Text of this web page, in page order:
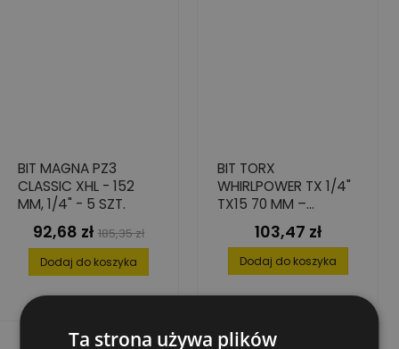
BIT MAGNA PZ3
CLASSIC XHL - 152
MM, 1/4" - 5 SZT.
Cena
92,68 zł Cena
podstawowa
185,35 zł
Dodaj do koszyka
BIT TORX
WHIRLPOWER TX 1/4"
TX15 70 MM –
ZESTAW 10 SZT.
WYSOKA PRECYZJA
Cena
103,47 zł
Dodaj do koszyka
Ta strona używa plików